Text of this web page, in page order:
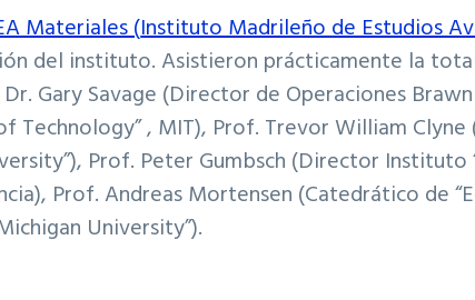
Materiales (Instituto Madrileño de Estudios
del instituto. Asistieron prácticamente la
Gary Savage (Director de Operaciones Brawn
Technology” , MIT), Prof. Trevor William
Prof. Peter Gumbsch (Director Instituto
Prof. Andreas Mortensen (Catedrático de
University”).